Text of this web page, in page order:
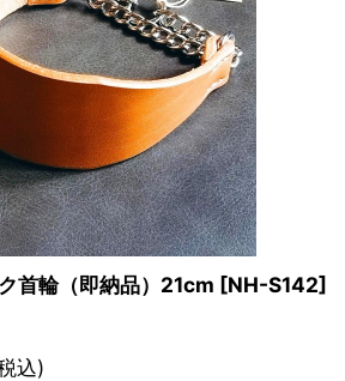
首輪（即納品）21cm [NH-S142]
込)